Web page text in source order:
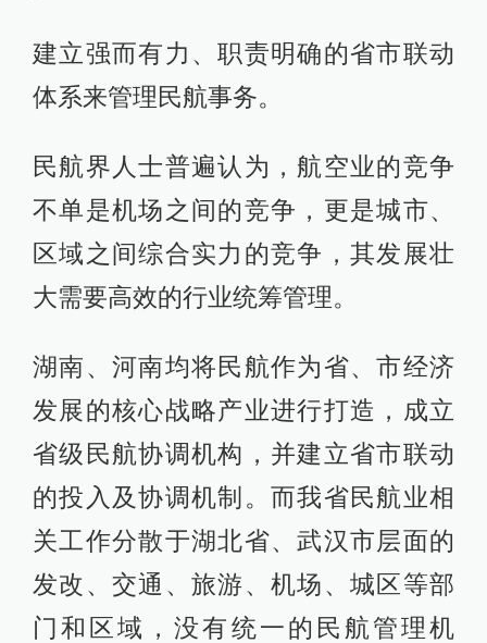
建立强而有力、职责明确的省市联动
体系来管理民航事务。
民航界人士普遍认为，航空业的竞争
不单是机场之间的竞争，更是城市、
区域之间综合实力的竞争，其发展壮
大需要高效的行业统筹管理。
湖南、河南均将民航作为省、市经济
发展的核心战略产业进行打造，成立
省级民航协调机构，并建立省市联动
的投入及协调机制。而我省民航业相
关工作分散于湖北省、武汉市层面的
发改、交通、旅游、机场、城区等部
门和区域，没有统一的民航管理机